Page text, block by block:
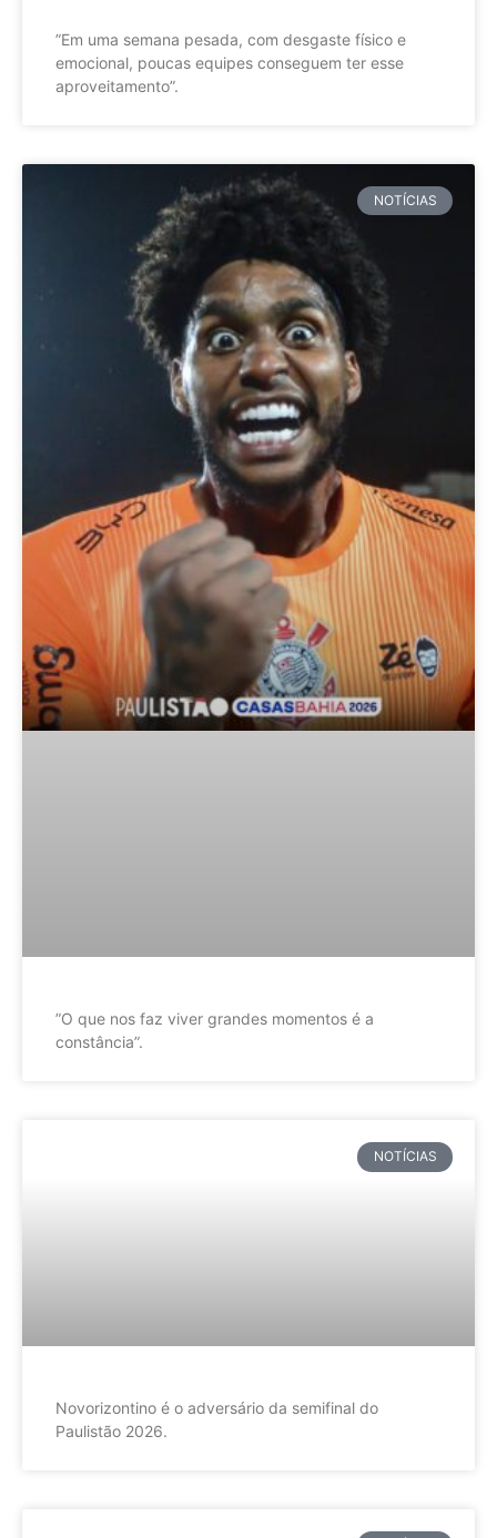
”Em uma semana pesada, com desgaste físico e
emocional, poucas equipes conseguem ter esse
aproveitamento”.
NOTÍCIAS
”O que nos faz viver grandes momentos é a
constância”.
NOTÍCIAS
Novorizontino é o adversário da semifinal do
Paulistão 2026.